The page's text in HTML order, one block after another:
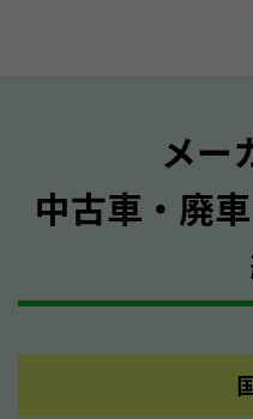
メー
中古車・廃